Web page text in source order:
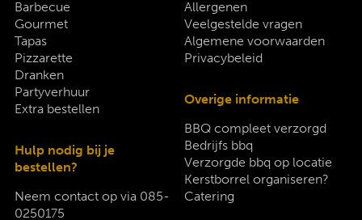
Barbecue
Gourmet
Tapas
Pizzarette
Dranken
Partyverhuur
Extra bestellen
Hulp nodig bij je
bestellen?
Neem contact op via 085-
0250175
Allergenen
Veelgestelde vragen
Algemene voorwaarden
Privacybeleid
Overige informatie
BBQ compleet verzorgd
Bedrijfs bbq
Verzorgde bbq op locatie
Kerstborrel organiseren?
Catering